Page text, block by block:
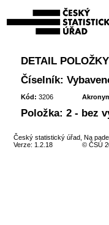
DETAIL
Číselník:
Kód: 3206
Položka: 2 - bez
Český statistický úřad, Na
Verze: 1.2.18
© ČSÚ